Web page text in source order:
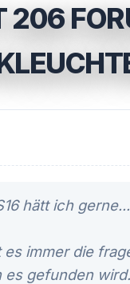
206
hätt ich
es immer die
es gefunden